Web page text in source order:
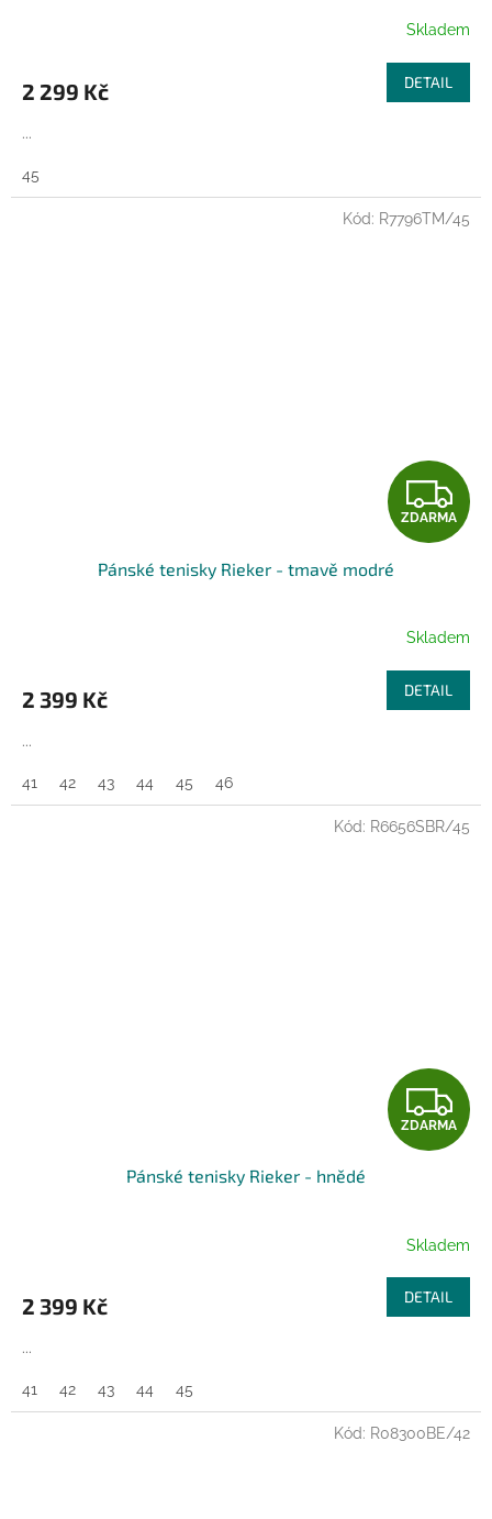
R
M
A
Skladem
2 299 Kč DETAIL
...
45
Z
D
R
M
A
ZDARMA
Pánské tenisky Rieker - tmavě modré
Skladem
2 399 Kč DETAIL
...
41 42 43 44 45 46
Kód: R7796TM/45
Z
D
R
M
A
ZDARMA
Pánské tenisky Rieker - hnědé
Skladem
2 399 Kč DETAIL
...
41 42 43 44 45
Kód: R6656SBR/45
Kód: R08300BE/42